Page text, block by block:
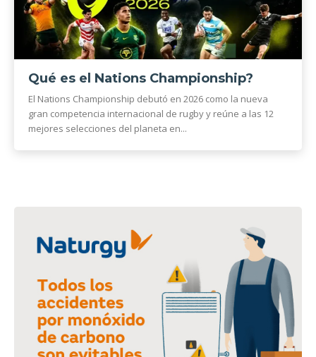
Qué es el Nations Championship?
El Nations Championship debutó en 2026 como la nueva
gran competencia internacional de rugby y reúne a las 12
mejores selecciones del planeta en...